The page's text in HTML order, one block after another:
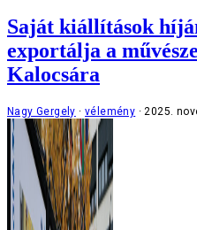
Saját kiállítások
exportálja a
Kalocsára
Nagy Gergely vélemény 2025.